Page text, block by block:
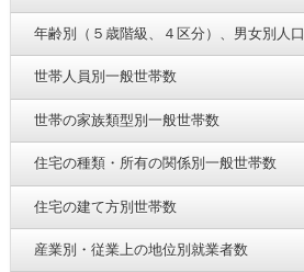
年齢別（５歳階級、４区分）、男女別人口
世帯人員別一般世帯数
世帯の家族類型別一般世帯数
住宅の種類・所有の関係別一般世帯数
住宅の建て方別世帯数
産業別・従業上の地位別就業者数